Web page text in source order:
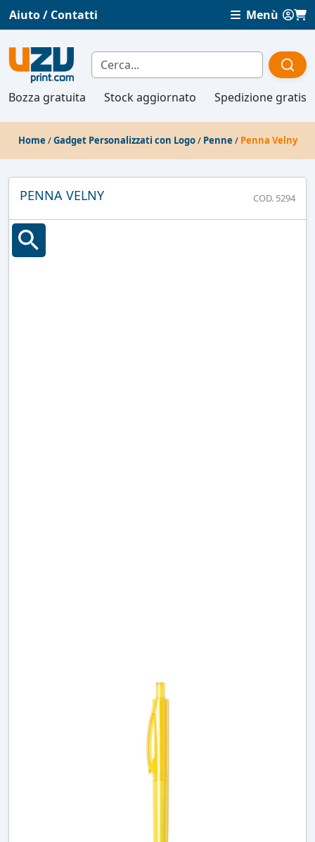
Aiuto / Contatti Menù
Bozza gratuita Stock aggiornato Spedizione gratis
Home /Gadget Personalizzati con Logo/ Penne / Penna Velny
PENNA VELNY COD. 5294